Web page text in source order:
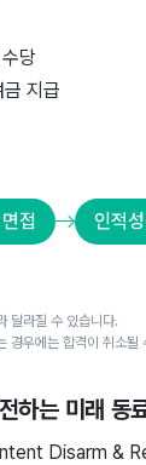
당
지급
접
인적
달라질 수 있습니다.
경우에는 합격이 취소될
하는 미래 동
Disarm &